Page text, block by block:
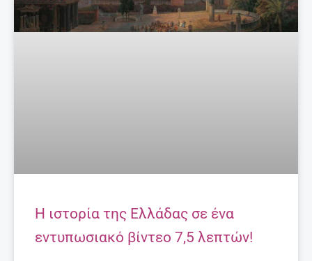
Η ιστορία της Ελλάδας σε ένα
εντυπωσιακό βίντεο 7,5 λεπτών!